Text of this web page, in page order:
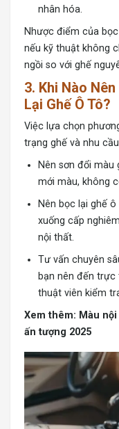
nhân hóa.
Nhược điểm của
nếu kỹ thuật không
ngồi so với ghế
3. Khi Nào
Lại Ghế Ô Tô?
Việc lựa chọn
trạng ghế và nhu
Nên sơn đổi
mới màu, không
Nên bọc lại ghế
xuống cấp
nội thất.
Tư vấn chuyên
bạn nên đến
thuật viên kiểm
Xem thêm: Màu
ấn tượng 2025